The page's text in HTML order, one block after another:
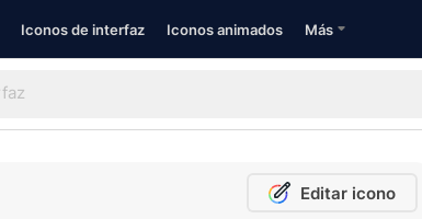
Iconos de interfaz Iconos animados Más
Editar icono